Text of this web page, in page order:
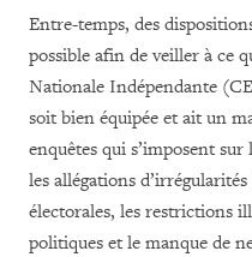
Entre-temps, des
possible afin de veiller à ce
Nationale Indépendante
soit bien équipée et ait un
enquêtes qui s’imposent
les allégations
électorales, les restrictions
politiques et le manque de